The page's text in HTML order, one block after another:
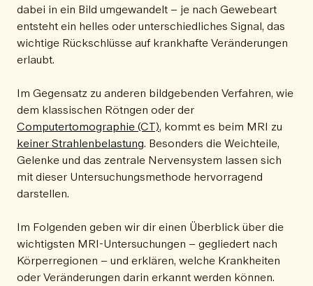
dabei in ein Bild umgewandelt – je nach Gewebeart
entsteht ein helles oder unterschiedliches Signal, das
wichtige Rückschlüsse auf krankhafte Veränderungen
erlaubt.
Im Gegensatz zu anderen bildgebenden Verfahren, wie
dem klassischen Rötngen oder der
Computertomographie (CT), kommt es beim MRI zu
keiner Strahlenbelastung. Besonders die Weichteile,
Gelenke und das zentrale Nervensystem lassen sich
mit dieser Untersuchungsmethode hervorragend
darstellen.
Im Folgenden geben wir dir einen Überblick über die
wichtigsten MRI-Untersuchungen – gegliedert nach
Körperregionen – und erklären, welche Krankheiten
oder Veränderungen darin erkannt werden können.